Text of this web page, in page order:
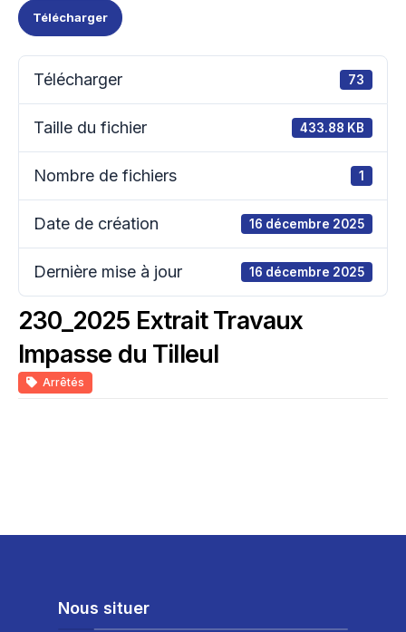
Télécharger
Télécharger 73
Taille du fichier 433.88 KB
Nombre de fichiers 1
Date de création 16 décembre 2025
Dernière mise à jour 16 décembre 2025
230_2025 Extrait Travaux
Impasse du Tilleul
Arrêtés
Nous situer